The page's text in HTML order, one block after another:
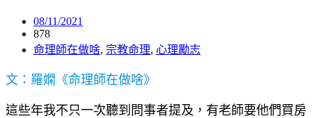
08/11/2021
878
命理師在做啥, 宗教命理, 心理勵志
文：羅嫻《命理師在做啥》
這些年我不只一次聽到問事者提及，有老師要他們買房